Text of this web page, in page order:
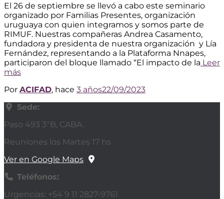
El 26 de septiembre se llevó a cabo este seminario
organizado por Familias Presentes, organización
uruguaya con quien integramos y somos parte de
RIMUF. Nuestras compañeras Andrea Casamento,
fundadora y presidenta de nuestra organización y Lía
Fernández, representando a la Plataforma Nnapes,
participaron del bloque llamado “El impacto de la Leer
más
Por ACIFAD, hace 3 años22/09/2023
Sede:
Paso 493 3°B, CABA.
Reuniones los Martes 17 hs
Ver en Google Maps
Teléfonos:
Urgencias: +54 9 11 2827-9761